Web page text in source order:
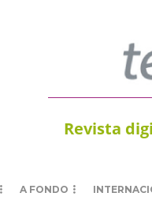
Revista
A FONDO